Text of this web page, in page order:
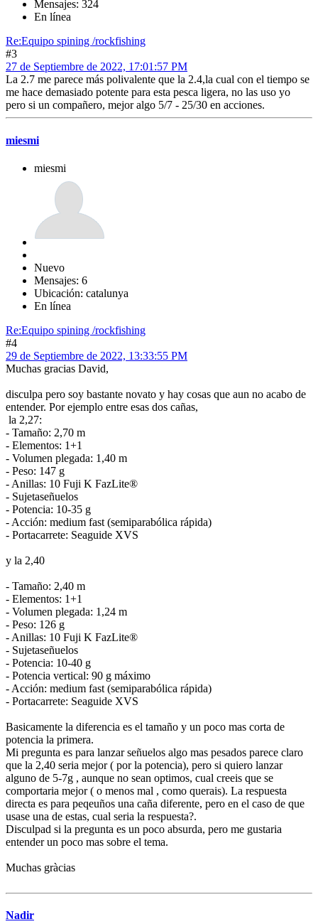
Mensajes: 324
En línea
Re:Equipo spining /rockfishing
#3
27 de Septiembre de 2022, 17:01:57 PM
La 2.7 me parece más polivalente que la 2.4,la cual con el tiempo se
me hace demasiado potente para esta pesca ligera, no las uso yo
pero si un compañero, mejor algo 5/7 - 25/30 en acciones.
miesmi
miesmi
Nuevo
Mensajes: 6
Ubicación: catalunya
En línea
Re:Equipo spining /rockfishing
#4
29 de Septiembre de 2022, 13:33:55 PM
Muchas gracias David,
disculpa pero soy bastante novato y hay cosas que aun no acabo de
entender. Por ejemplo entre esas dos cañas,
la 2,27:
- Tamaño: 2,70 m
- Elementos: 1+1
- Volumen plegada: 1,40 m
- Peso: 147 g
- Anillas: 10 Fuji K FazLite®
- Sujetaseñuelos
- Potencia: 10-35 g
- Acción: medium fast (semiparabólica rápida)
- Portacarrete: Seaguide XVS
y la 2,40
- Tamaño: 2,40 m
- Elementos: 1+1
- Volumen plegada: 1,24 m
- Peso: 126 g
- Anillas: 10 Fuji K FazLite®
- Sujetaseñuelos
- Potencia: 10-40 g
- Potencia vertical: 90 g máximo
- Acción: medium fast (semiparabólica rápida)
- Portacarrete: Seaguide XVS
Basicamente la diferencia es el tamaño y un poco mas corta de
potencia la primera.
Mi pregunta es para lanzar señuelos algo mas pesados parece claro
que la 2,40 seria mejor ( por la potencia), pero si quiero lanzar
alguno de 5-7g , aunque no sean optimos, cual creeis que se
comportaria mejor ( o menos mal , como querais). La respuesta
directa es para peqeuños una caña diferente, pero en el caso de que
usase una de estas, cual seria la respuesta?.
Disculpad si la pregunta es un poco absurda, pero me gustaria
entender un poco mas sobre el tema.
Muchas gràcias
Nadir